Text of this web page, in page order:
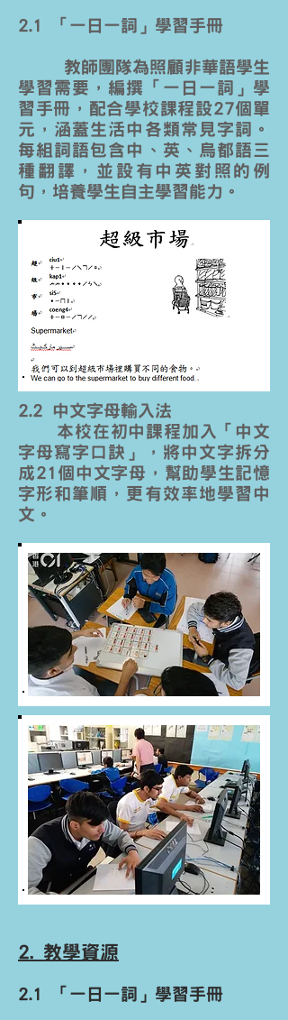
2.1 「一日一詞」學習手冊
教師團隊為照顧非華語學生
學習需要，編撰「一日一詞」學
習手冊，配合學校課程設27個單
元，涵蓋生活中各類常見字詞。
每組詞語包含中、英、烏都語三
種翻譯，並設有中英對照的例
句，培養學生自主學習能力。
2.2 中文字母輸入法
本校在初中課程加入「中文
字母寫字口訣」，將中文字拆分
成21個中文字母，幫助學生記憶
字形和筆順，更有效率地學習中
文。
2. 教學資源
2.1 「一日一詞」學習手冊